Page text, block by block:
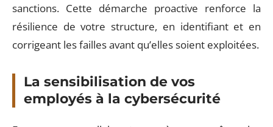
sanctions. Cette démarche proactive renforce la
résilience de votre structure, en identifiant et en
corrigeant les failles avant qu’elles soient exploitées.
La sensibilisation de vos
employés à la cybersécurité